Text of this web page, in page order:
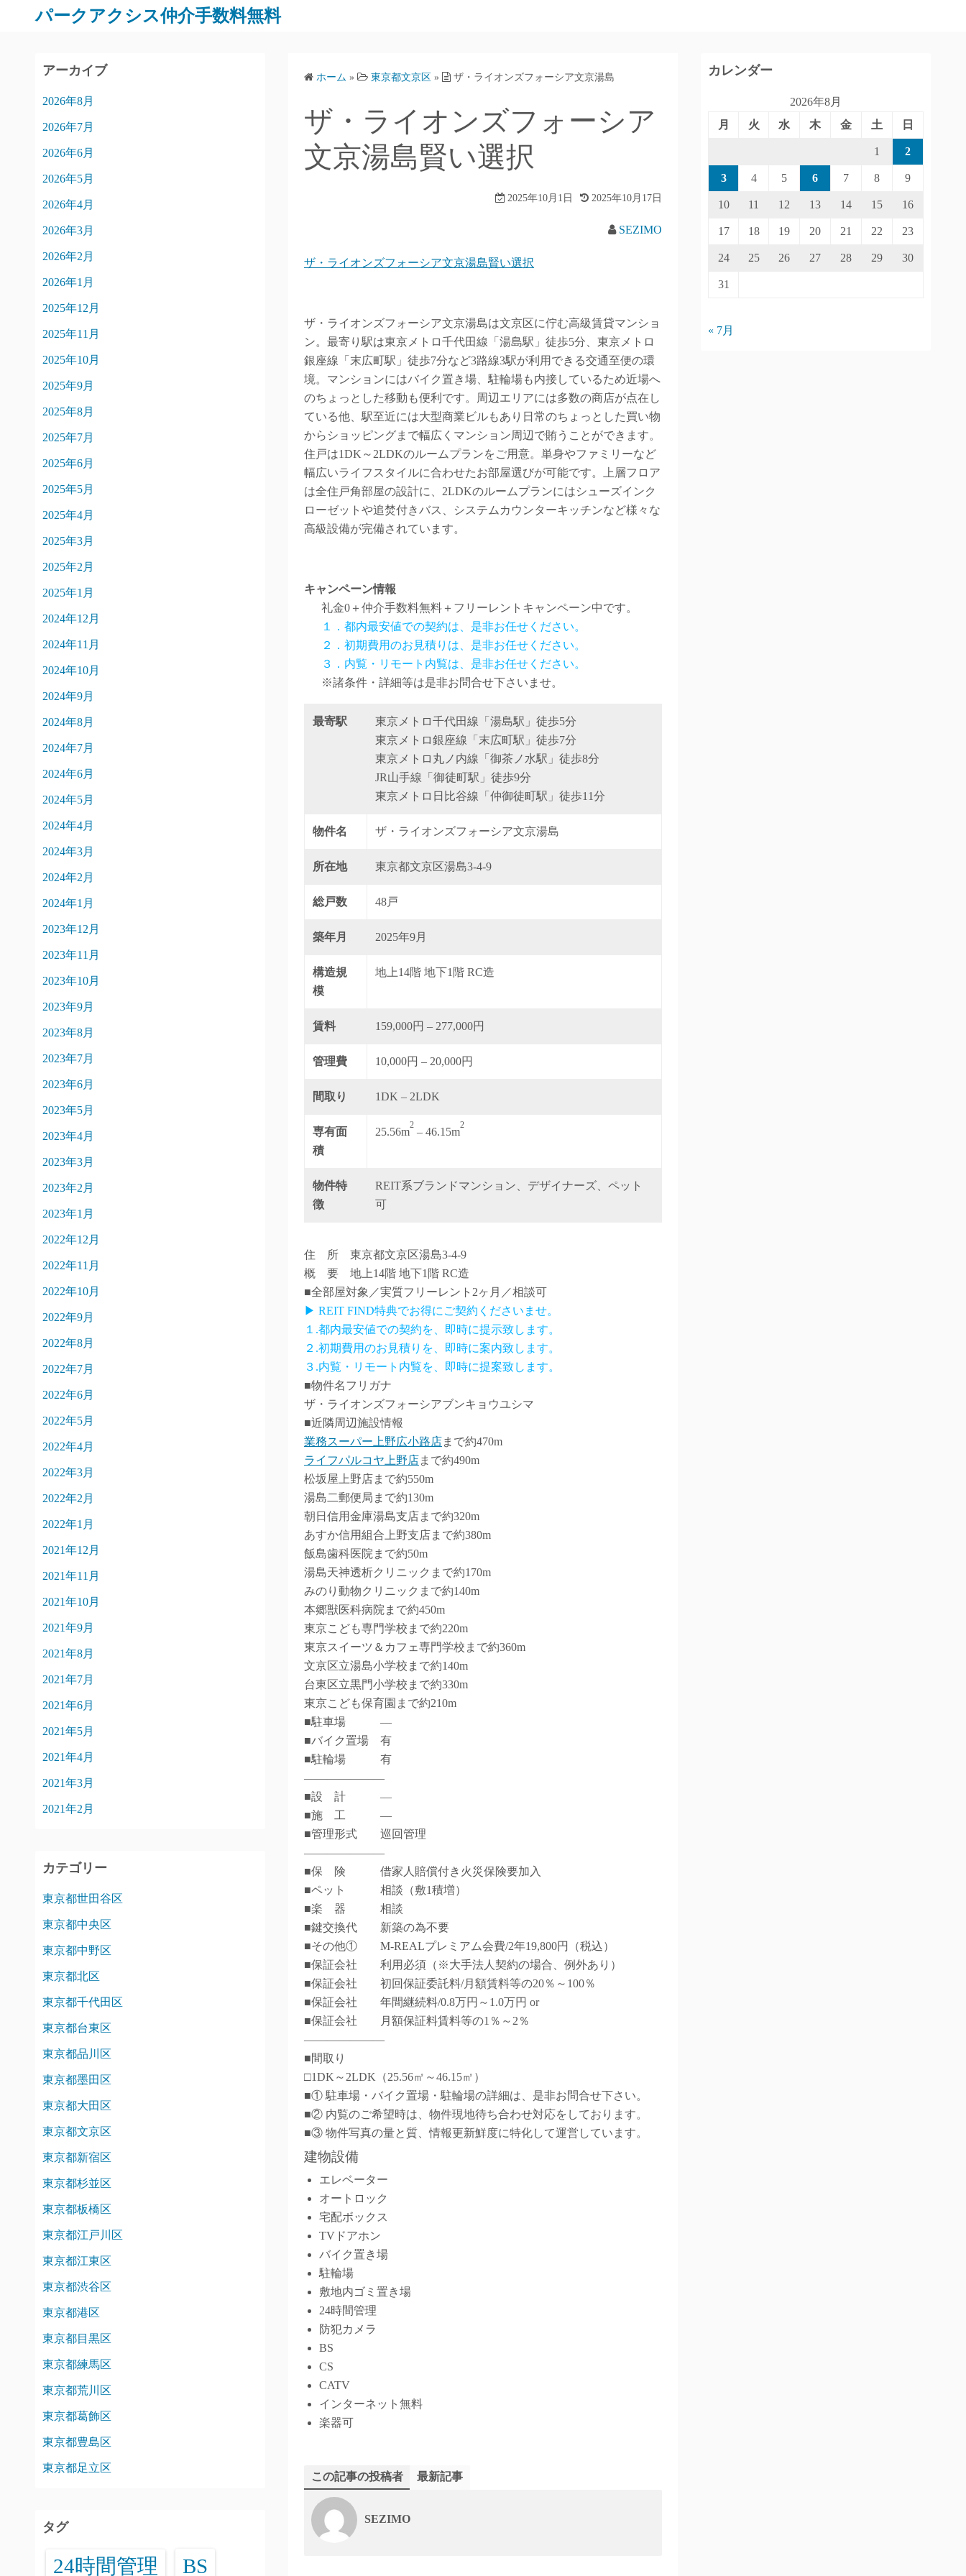
パークアクシス仲介手数料無料
ホーム » 東京都文京区 » ザ・ライオンズフォーシア文京湯島
ザ・ライオンズフォーシア
文京湯島賢い選択
2025年10月1日 2025年10月17日
SEZIMO
ザ・ライオンズフォーシア文京湯島賢い選択
ザ・ライオンズフォーシア文京湯島は文京区に佇む高級賃貸マンショ
ン。最寄り駅は東京メトロ千代田線「湯島駅」徒歩5分、東京メトロ
銀座線「末広町駅」徒歩7分など3路線3駅が利用できる交通至便の環
境。マンションにはバイク置き場、駐輪場も内接しているため近場へ
のちょっとした移動も便利です。周辺エリアには多数の商店が点在し
ている他、駅至近には大型商業ビルもあり日常のちょっとした買い物
からショッピングまで幅広くマンション周辺で賄うことができます。
住戸は1DK～2LDKのルームプランをご用意。単身やファミリーなど
幅広いライフスタイルに合わせたお部屋選びが可能です。上層フロア
は全住戸角部屋の設計に、2LDKのルームプランにはシューズインク
ローゼットや追焚付きバス、システムカウンターキッチンなど様々な
高級設備が完備されています。
キャンペーン情報
礼金0 ＋仲介手数料無料 ＋ フリーレント キャンペーン中です。
１．都内最安値での契約は、是非お任せください。
２．初期費用のお見積りは、是非お任せください。
３．内覧・リモート内覧は、是非お任せください。
※諸条件・詳細等は是非お問合せ下さいませ。
最寄駅
東京メトロ千代田線「湯島駅」徒歩5分
東京メトロ銀座線「末広町駅」徒歩7分
東京メトロ丸ノ内線「御茶ノ水駅」徒歩8分
JR山手線「御徒町駅」徒歩9分
東京メトロ日比谷線「仲御徒町駅」徒歩11分
物件名 ザ・ライオンズフォーシア文京湯島
所在地 東京都文京区湯島3-4-9
総戸数 48戸
築年月 2025年9月
構造規
模
地上14階 地下1階 RC造
賃料 159,000円 – 277,000円
管理費 10,000円 – 20,000円
間取り 1DK – 2LDK
専有面
積
25.56m
2
– 46.15m
2
物件特
徴
REIT系ブランドマンション、デザイナーズ、ペット
可
住 所 東京都文京区湯島3-4-9
概 要 地上14階 地下1階 RC造
■全部屋対象／実質フリーレント2ヶ月／相談可
▶ REIT FIND特典でお得にご契約くださいませ。
１.都内最安値での契約を、即時に提示致します。
２.初期費用のお見積りを、即時に案内致します。
３.内覧・リモート内覧を、即時に提案致します。
■物件名フリガナ
ザ・ライオンズフォーシアブンキョウユシマ
■近隣周辺施設情報
業務スーパー上野広小路店まで約470m
ライフパルコヤ上野店まで約490m
松坂屋上野店まで約550m
湯島二郵便局まで約130m
朝日信用金庫湯島支店まで約320m
あすか信用組合上野支店まで約380m
飯島歯科医院まで約50m
湯島天神透析クリニックまで約170m
みのり動物クリニックまで約140m
本郷獣医科病院まで約450m
東京こども専門学校まで約220m
東京スイーツ＆カフェ専門学校まで約360m
文京区立湯島小学校まで約140m
台東区立黒門小学校まで約330m
東京こども保育園まで約210m
■駐車場 ―
■バイク置場 有
■駐輪場 有
―――――――
■設 計 ―
■施 工 ―
■管理形式 巡回管理
―――――――
■保 険 借家人賠償付き火災保険要加入
■ペット 相談（敷1積増）
■楽 器 相談
■鍵交換代 新築の為不要
■その他① M-REALプレミアム会費/2年19,800円（税込）
■保証会社 利用必須（※大手法人契約の場合、例外あり）
■保証会社 初回保証委託料/月額賃料等の20％～100％
■保証会社 年間継続料/0.8万円～1.0万円 or
■保証会社 月額保証料賃料等の1％～2％
―――――――
■間取り
□1DK～2LDK（25.56㎡～46.15㎡）
■① 駐車場・バイク置場・駐輪場の詳細は、是非お問合せ下さい。
■② 内覧のご希望時は、物件現地待ち合わせ対応をしております。
■③ 物件写真の量と質、情報更新鮮度に特化して運営しています。
建物設備
エレベーター
オートロック
宅配ボックス
TVドアホン
バイク置き場
駐輪場
敷地内ゴミ置き場
24時間管理
防犯カメラ
BS
CS
CATV
インターネット無料
楽器可
この記事の投稿者 最新記事
SEZIMO
アーカイブ
2026年8月
2026年7月
2026年6月
2026年5月
2026年4月
2026年3月
2026年2月
2026年1月
2025年12月
2025年11月
2025年10月
2025年9月
2025年8月
2025年7月
2025年6月
2025年5月
2025年4月
2025年3月
2025年2月
2025年1月
2024年12月
2024年11月
2024年10月
2024年9月
2024年8月
2024年7月
2024年6月
2024年5月
2024年4月
2024年3月
2024年2月
2024年1月
2023年12月
2023年11月
2023年10月
2023年9月
2023年8月
2023年7月
2023年6月
2023年5月
2023年4月
2023年3月
2023年2月
2023年1月
2022年12月
2022年11月
2022年10月
2022年9月
2022年8月
2022年7月
2022年6月
2022年5月
2022年4月
2022年3月
2022年2月
2022年1月
2021年12月
2021年11月
2021年10月
2021年9月
2021年8月
2021年7月
2021年6月
2021年5月
2021年4月
2021年3月
2021年2月
カテゴリー
東京都世田谷区
東京都中央区
東京都中野区
東京都北区
東京都千代田区
東京都台東区
東京都品川区
東京都墨田区
東京都大田区
東京都文京区
東京都新宿区
東京都杉並区
東京都板橋区
東京都江戸川区
東京都江東区
東京都渋谷区
東京都港区
東京都目黒区
東京都練馬区
東京都荒川区
東京都葛飾区
東京都豊島区
東京都足立区
タグ
24時間管理 BS
カレンダー
2026年8月
月
火 水 木 金 土 日
1 2
3 4 5 6 7 8 9
10 11 12 13 14 15 16
17 18 19 20 21 22 23
24 25 26 27 28 29 30
31
« 7月